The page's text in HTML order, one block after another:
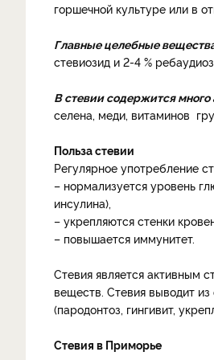
горшечной культуре или в
Главные целебные
стевиозид и 2-4 %
В стевии содержится
селена, меди, витаминов
Польза стевии
Регулярное употребление
– нормализуется уровень
инсулина),
– укрепляются стенки
– повышается иммунитет.
Стевия является активным
веществ. Стевия выводит
(пародонтоз, гингивит,
Стевия в Приморье